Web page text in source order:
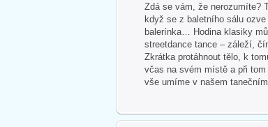
Zdá se vám, že nerozumíte?
když se z baletního sálu
balerínka… Hodina klasiky
streetdance tance – záleží,
Zkrátka protáhnout tělo, k
včas na svém místě a při
vše umíme v našem